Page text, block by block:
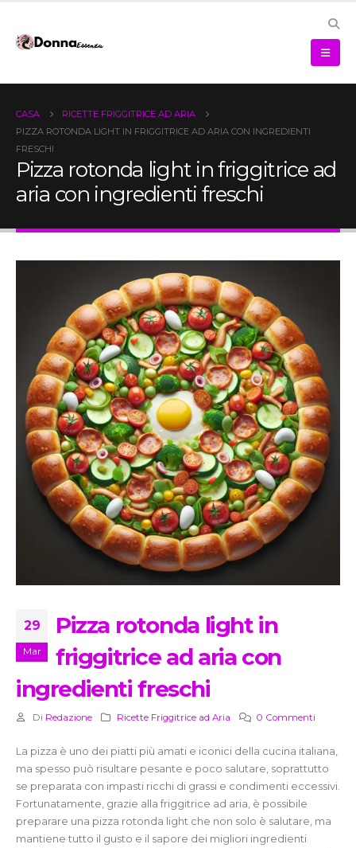
CASA
RICETTE FRIGGITRICE AD ARIA
PIZZA ROTONDA LIGHT IN FRIGGITRICE AD ARIA CON INGREDIENTI
FRESCHI
Pizza rotonda light in friggitrice ad
aria con ingredienti freschi
29
Mar
Pizza rotonda light in
friggitrice ad aria con
ingredienti freschi
Di Redazione Ricette Friggitrice ad Aria 0 Commenti
La pizza è uno dei piatti più amati e iconici della cucina italiana,
ma spesso può risultare pesante e poco salutare, soprattutto
se preparata con impasti ricchi di grassi e condimenti eccessivi.
Fortunatamente, grazie alla friggitrice ad aria, è possibile
preparare una pizza rotonda light che non solo è salutare, ma
mantiene tutto il gusto e il sapore dei migliori ingredienti